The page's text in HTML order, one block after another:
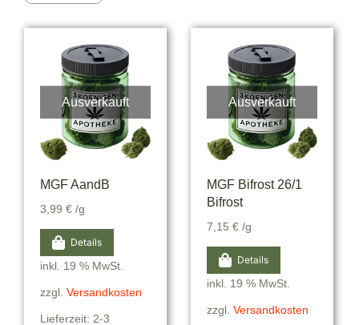
Ausverkauft
MGF AandB
3,99 € /g
Details
inkl. 19 % MwSt.
zzgl. Versandkosten
Lieferzeit: 2-3
Ausverkauft
MGF Bifrost 26/1
Bifrost
7,15 € /g
Details
inkl. 19 % MwSt.
zzgl. Versandkosten